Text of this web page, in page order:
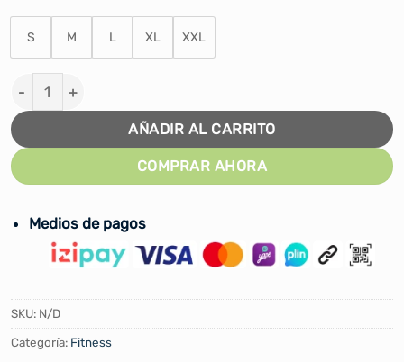
S M L XL XXL
CORRECTOR DE POSTURA REFORZADO WINNER
AÑADIR AL CARRITO
COMPRAR AHORA
Medios de pagos
SKU: N/D
Categoría: Fitness